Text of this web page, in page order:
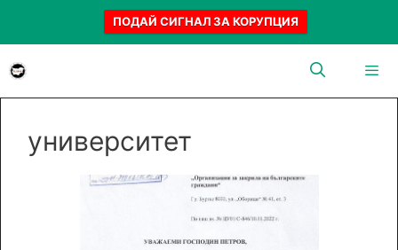
ПОДАЙ СИГНАЛ ЗА КОРУПЦИЯ
съдържанието
университет